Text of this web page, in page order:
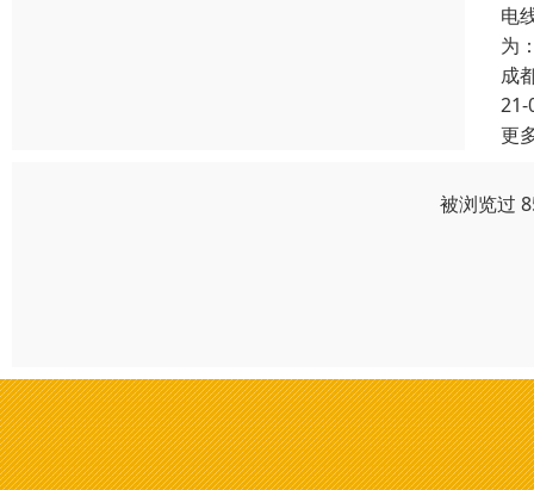
电
为
成
21-
更
被浏览过